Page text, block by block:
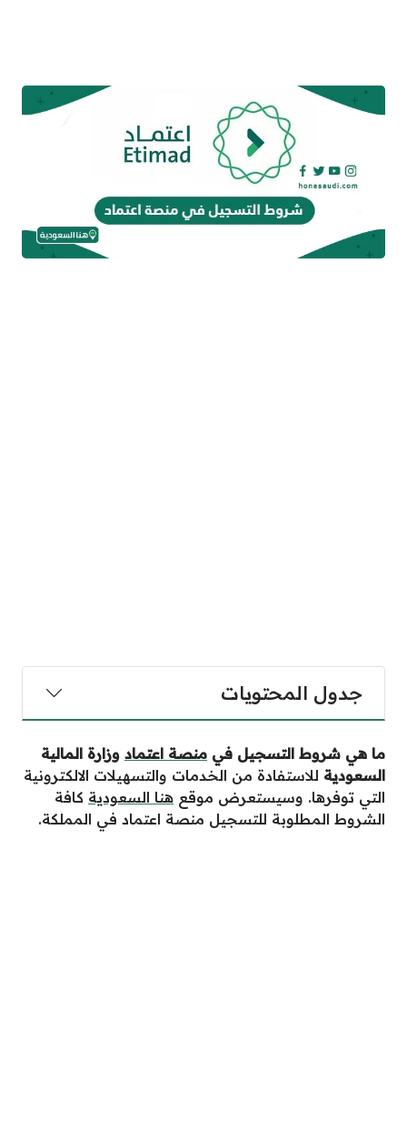
جدول المحتويات
ما هي شروط التسجيل في منصة اعتماد وزارة المالية
السعودية للاستفادة من الخدمات والتسهيلات الالكترونية
التي توفرها. وسيستعرض موقع هنا السعودية كافة
الشروط المطلوبة للتسجيل منصة اعتماد في المملكة.